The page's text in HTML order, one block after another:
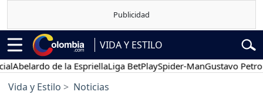
VIDA Y ESTILO
de la EspriellaLiga BetPlaySpider-ManGustavo Petro
Vida y Estilo Noticias